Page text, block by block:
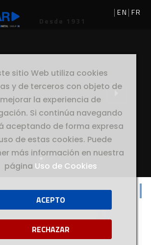
Desde 1931
EN FR
sitio Web utiliza cookies
y de terceros con objeto de
mejorar la experiencia de
Si continúa navegando
aceptando de forma expresa
de estas cookies. Puede
más información en nuestra
página Uso de Cookies
ACEPTO
RECHAZAR
//